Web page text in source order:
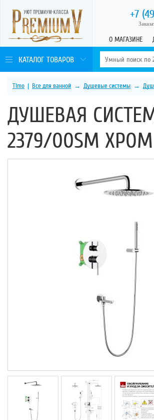
+7
О МАГАЗИНЕ
КАТАЛОГ ТОВАРОВ
Timo | Все для ванной → Душевые системы →
ДУШЕВАЯ
2379/00SM ХРОМ